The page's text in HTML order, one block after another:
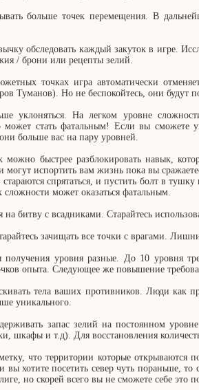
больше точек перемещения. В
обследовать каждый закуток в игре.
/ брони или рецепты зелий.
точках игра автоматически
Туманов). Но не беспокойтесь, они будут
уклоняться. На легком уровне
стать фатальным! Если вы сможете
больше вас на пару уровней.
можно быстрее разблокировать навык,
могут испортить вам жизнь пока вы
спрятаться, и пустить болт в
сложности может оказаться фатальным.
на битву с всадниками. Старайтесь
зачищать все точки с врагами.
получения уровня разные. До 10 уровня
опыта. Следующее же повышение
тела ваших противников. Люди
уникального.
запас зелий на постоянном
шкафы и т.д). Для восстановления
что территории которые
вы хотите посетить север чуть пораньше,
но скорей всего вы не сможете себе это